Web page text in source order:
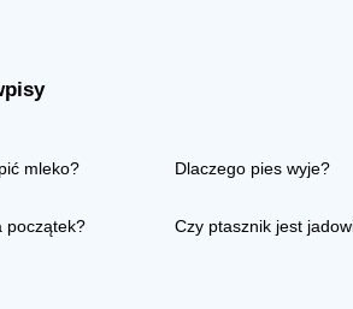
mleko? Dlaczego pies wyje?
początek? Czy ptasznik jest